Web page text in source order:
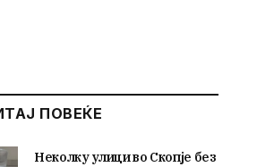
ПОВЕЌЕ
Неколку улици во Скопје без